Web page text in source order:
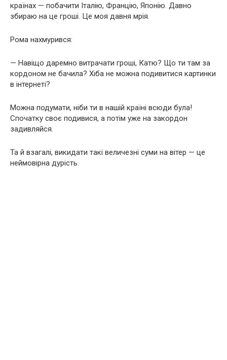
країнах — побачити Італію, Францію, Японію. Давно
збираю на це гроші. Це моя давня мрія.
Рома нахмурився:
— Навіщо даремно витрачати гроші, Катю? Що ти там за
кордоном не бачила? Хіба не можна подивитися картинки
в інтернеті?
Можна подумати, ніби ти в нашій країні всюди була!
Спочатку своє подивися, а потім уже на закордон
задивляйся.
Та й взагалі, викидати такі величезні суми на вітер — це
неймовірна дурість.